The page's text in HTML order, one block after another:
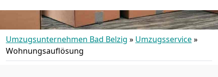
Umzugsunternehmen Bad Belzig » Umzugsservice»
Wohnungsauflösung